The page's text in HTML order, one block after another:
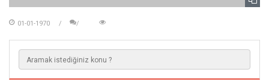
01-01-1970